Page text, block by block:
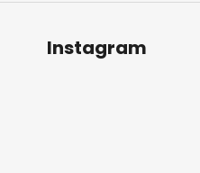
Instagram